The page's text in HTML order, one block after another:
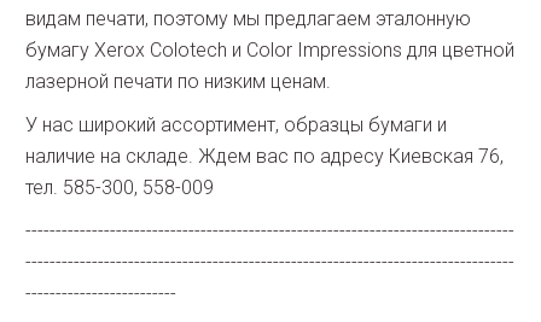
видам печати, поэтому мы предлагаем эталонную
бумагу Xerox Colotech и Color Impressions для цветной
лазерной печати по низким ценам.
У нас широкий ассортимент, образцы бумаги и
наличие на складе. Ждем вас по адресу Киевская 76,
тел. 585-300, 558-009
---------------------------------------------------------------------------------
---------------------------------------------------------------------------------
-------------------------